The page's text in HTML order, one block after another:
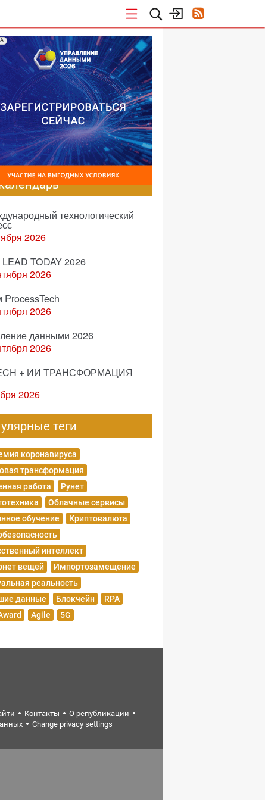
технологический
2026
TODAY 2026
2026
ProcessTech
2026
данными 2026
2026
+ ИИ ТРАНСФОРМАЦИЯ
2026
теги
коронавируса
трансформация
работа
Рунет
Облачные сервисы
обучение
Криптовалюта
интеллект
вещей
Импортозамещение
реальность
данные
Блокчейн
RPA
Agile 5G
Контакты
О републикации
Change privacy settings